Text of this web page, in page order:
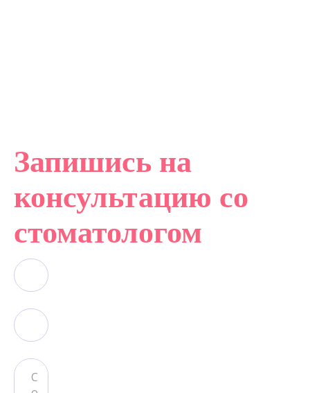
Запишись на
консультацию со
стоматологом